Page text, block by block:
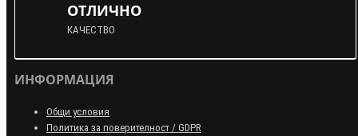
ОТЛИЧНО
КАЧЕСТВО
ИНФОРМАЦИЯ
Общи условия
Политика за поверителност / GDPR